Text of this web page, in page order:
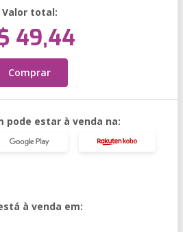
Valor total:
49,44
Comprar
pode estar à venda na:
à venda em: